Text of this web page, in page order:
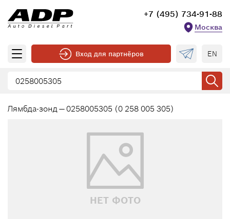
+7 (495) 734-91-88
Москва
Вход для партнёров EN
Лямбда-зонд — 0258005305 (0 258 005 305)
НЕТ ФОТО